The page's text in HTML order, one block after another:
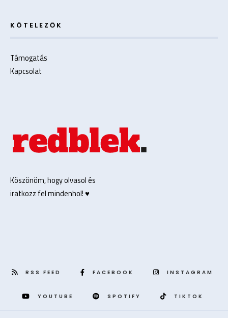
KÖTELEZŐK
Támogatás
Kapcsolat
Köszönöm, hogy olvasol és
iratkozz fel mindenhol! ♥️
RSS FEED FACEBOOK INSTAGRAM
YOUTUBE SPOTIFY TIKTOK